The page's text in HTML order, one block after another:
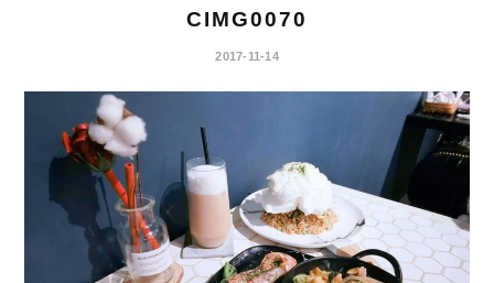
CIMG0070
2017-11-14